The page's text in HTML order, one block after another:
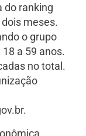
do ranking
meses.
o grupo
a 59 anos.
no total.